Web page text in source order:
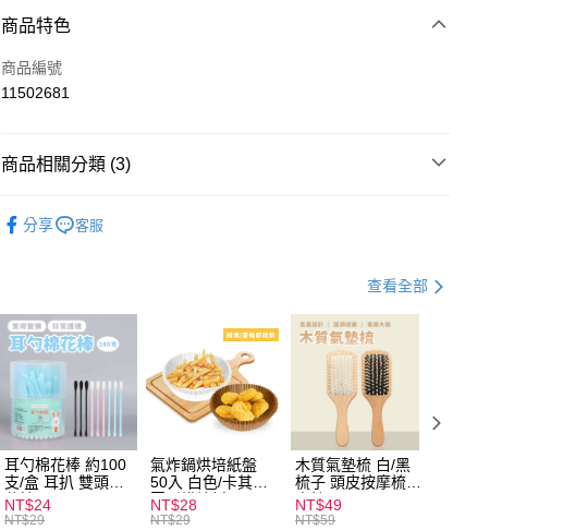
付款方式
信用卡一次付款
街口支付
運送方式
全家取貨付款
每筆NT$60，滿NT$599(含以上)免運費
付款後全家取貨
每筆NT$60，滿NT$599(含以上)免運費
商品特色
商品編號
11502681
商品相關分類 (3)
分享 客服
查看全部
耳勺棉花棒 約100
支/盒 耳扒 雙頭棉
花棒
NT$24
NT$29
氣炸鍋烘培紙盤
50入 白色/卡其色
圓形烘焙紙
NT$28
NT$29
木質氣墊梳 白/黑
梳子 頭皮按摩梳
木梳
NT$49
NT$59